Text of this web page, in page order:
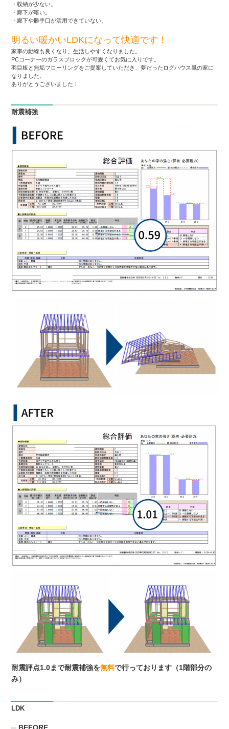
・収納が少ない。
・廊下が暗い。
・廊下や勝手口が活用できていない。
明るい暖かいLDKになって快適です！
家事の動線も良くなり、生活しやすくなりました。
PCコーナーのガラスブロックが可愛くてお気に入りです。
羽目板と無垢フローリングをご提案していただき、夢だったログハウス風の家に
なりました。
ありがとうございました！
耐震補強
耐震評点1.0まで耐震補強を無料で行っております（1階部分の
み）
LDK